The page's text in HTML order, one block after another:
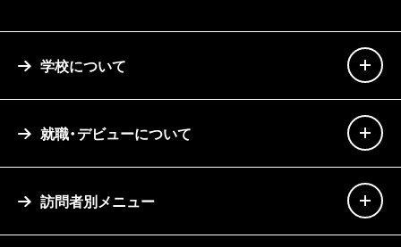
学校について
就職・デビューについて
訪問者別メニュー